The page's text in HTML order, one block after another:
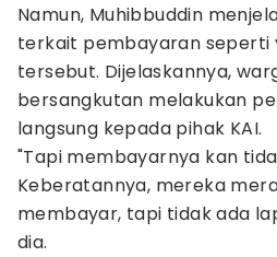
Namun, Muhibbuddin
terkait pembayaran seperti
tersebut. Dijelaskannya,
bersangkutan melakukan
langsung kepada pihak KAI.
"Tapi membayarnya kan
Keberatannya, mereka
membayar, tapi tidak ada
dia.